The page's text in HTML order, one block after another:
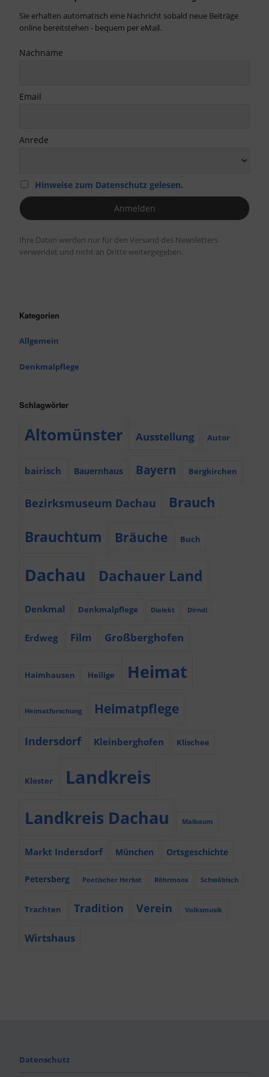
Sie erhalten automatisch eine Nachricht sobald neue Beiträge
online bereitstehen - bequem per eMail.
Nachname
Email
Anrede
Hinweise zum Datenschutz gelesen.
Ihre Daten werden nur für den Versand des Newsletters
verwendet und nicht an Dritte weitergegeben.
Kategorien
Allgemein
Denkmalpflege
Schlagwörter
Altomünster Ausstellung Autor
bairisch Bauernhaus Bayern Bergkirchen
Bezirksmuseum Dachau Brauch
Brauchtum Bräuche Buch
Dachau Dachauer Land
Denkmal Denkmalpflege Dialekt Dirndl
Erdweg Film Großberghofen
Haimhausen Heilige Heimat
Heimatforschung Heimatpflege
Indersdorf Kleinberghofen Klischee
Kloster Landkreis
Landkreis Dachau Maibaum
Markt Indersdorf München Ortsgeschichte
Petersberg Poetischer Herbst Röhrmoos Schwäbisch
Trachten Tradition Verein Volksmusik
Wirtshaus
Datenschutz